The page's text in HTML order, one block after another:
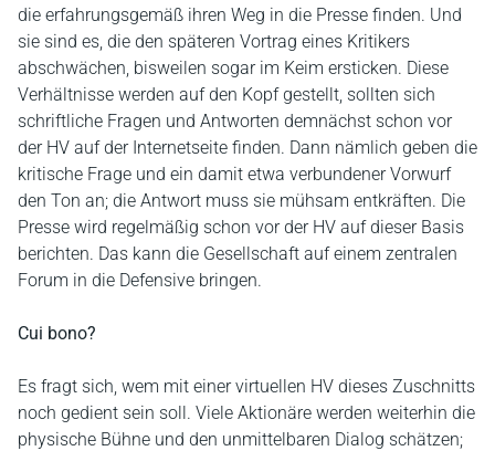
die erfahrungsgemäß ihren Weg in die Presse finden. Und
sie sind es, die den späteren Vortrag eines Kritikers
abschwächen, bisweilen sogar im Keim ersticken. Diese
Verhältnisse werden auf den Kopf gestellt, sollten sich
schriftliche Fragen und Antworten demnächst schon vor
der HV auf der Internetseite finden. Dann nämlich geben die
kritische Frage und ein damit etwa verbundener Vorwurf
den Ton an; die Antwort muss sie mühsam entkräften. Die
Presse wird regelmäßig schon vor der HV auf dieser Basis
berichten. Das kann die Gesellschaft auf einem zentralen
Forum in die Defensive bringen.
Cui bono?
Es fragt sich, wem mit einer virtuellen HV dieses Zuschnitts
noch gedient sein soll. Viele Aktionäre werden weiterhin die
physische Bühne und den unmittelbaren Dialog schätzen;